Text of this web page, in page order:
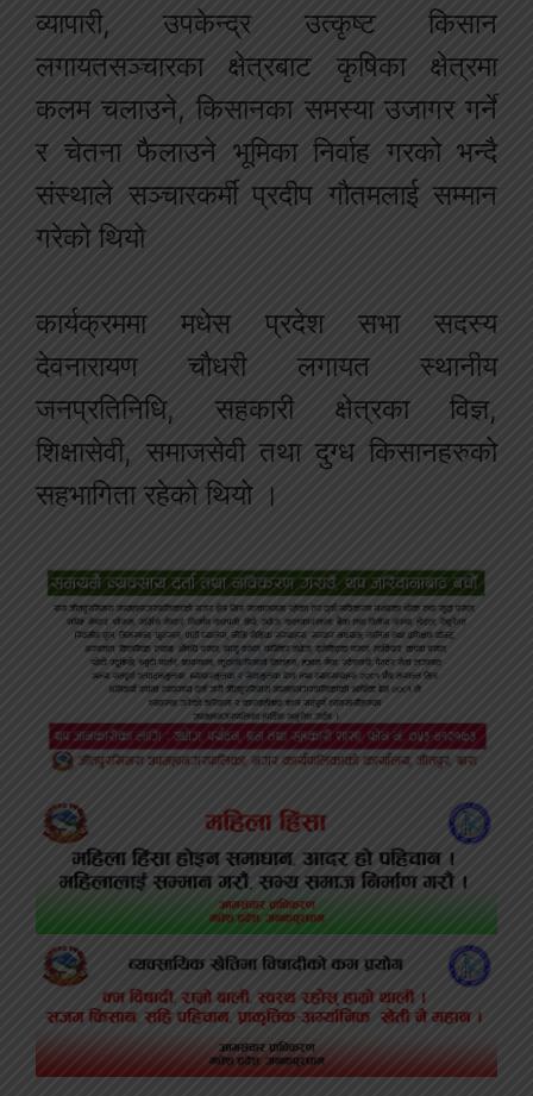
व्यापारी, उपकेन्द्र उत्कृष्ट किसान
लगायतसञ्चारका क्षेत्रबाट कृषिका क्षेत्रमा
कलम चलाउने, किसानका समस्या उजागर गर्ने
र चेतना फैलाउने भूमिका निर्वाह गरको भन्दै
संस्थाले सञ्चारकर्मी प्रदीप गौतमलाई सम्मान
गरेको थियो
कार्यक्रममा मधेस प्रदेश सभा सदस्य
देवनारायण चौधरी लगायत स्थानीय
जनप्रतिनिधि, सहकारी क्षेत्रका विज्ञ,
शिक्षासेवी, समाजसेवी तथा दुग्ध किसानहरुको
सहभागिता रहेको थियो ।